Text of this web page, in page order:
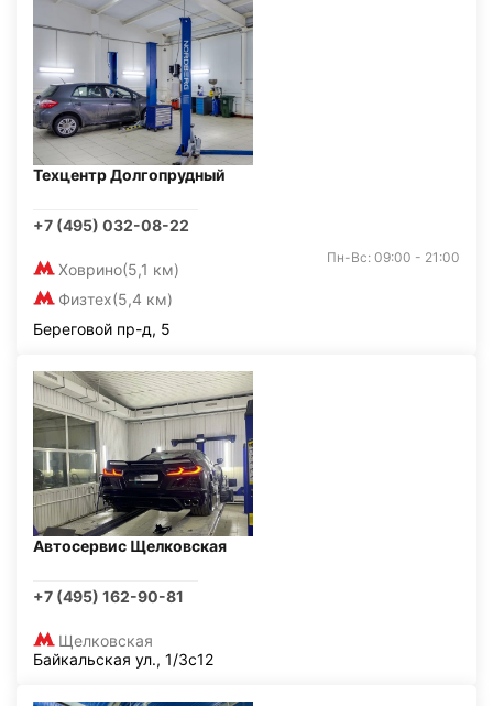
Техцентр Долгопрудный
+7 (495) 032-08-22
Ховрино(5,1 км)
Физтех(5,4 км)
Пн-Вс: 09:00 - 21:00
Береговой пр-д, 5
Автосервис Щелковская
+7 (495) 162-90-81
Щелковская
Байкальская ул., 1/3с12